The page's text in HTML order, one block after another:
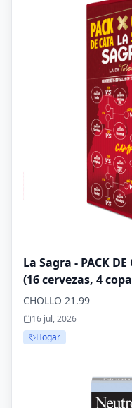
La Sagra - PACK DE
(16 cervezas, 4
CHOLLO 21.99
16 jul, 2026
Hogar